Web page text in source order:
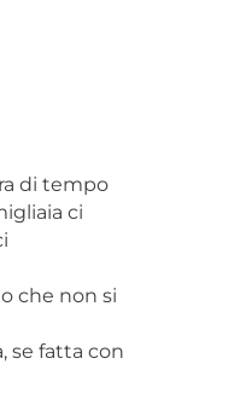
di tempo
ci
che non si
se fatta con